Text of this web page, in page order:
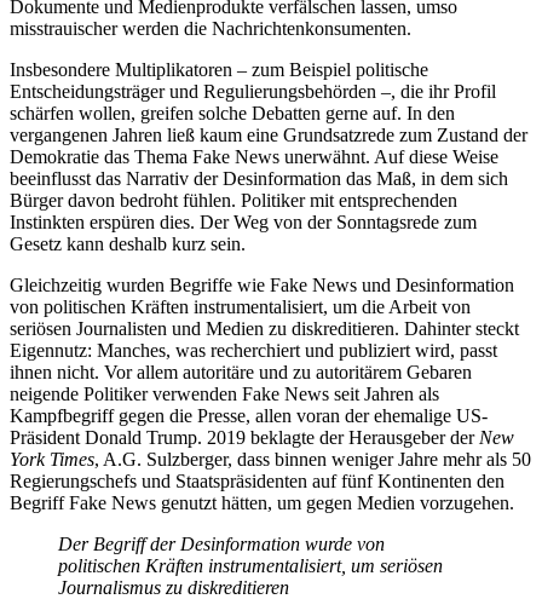
Dokumente und Medienprodukte verfälschen lassen, umso
misstrauischer werden die Nachrichtenkonsumenten.
Insbesondere Multiplikatoren – zum Beispiel politische
Entscheidungsträger und Regulierungsbehörden –, die ihr Profil
schärfen wollen, greifen solche Debatten gerne auf. In den
vergangenen Jahren ließ kaum eine Grundsatzrede zum Zustand der
Demokratie das Thema Fake News unerwähnt. Auf diese Weise
beeinflusst das Narrativ der Desinformation das Maß, in dem sich
Bürger davon bedroht fühlen. Politiker mit entsprechenden
Instinkten erspüren dies. Der Weg von der Sonntagsrede zum
Gesetz kann deshalb kurz sein.
Gleichzeitig wurden Begriffe wie Fake News und Desinformation
von politischen Kräften instrumentalisiert, um die Arbeit von
seriösen Journalisten und Medien zu diskreditieren. Dahinter steckt
Eigennutz: Manches, was recherchiert und publiziert wird, passt
ihnen nicht. Vor allem autoritäre und zu autoritärem Gebaren
neigende Politiker verwenden Fake News seit ­Jahren als
Kampfbegriff gegen die Presse, allen voran der ehemalige US-
Präsident Donald Trump. 2019 beklagte der Herausgeber der New
York Times, A.G. Sulzberger, dass binnen weniger Jahre mehr als 50
Regierungschefs und Staatspräsidenten auf fünf Kontinenten den
Begriff Fake News genutzt hätten, um gegen Medien vorzugehen.
Der Begriff der Desinformation wurde von
politischen Kräften instrumentalisiert, um seriösen
Journalismus zu diskreditieren